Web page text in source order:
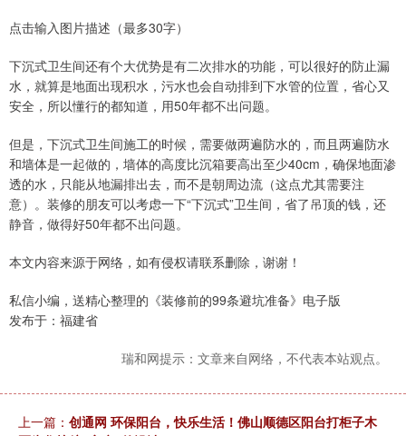
点击输入图片描述（最多30字）
下沉式卫生间还有个大优势是有二次排水的功能，可以很好的防止漏
水，就算是地面出现积水，污水也会自动排到下水管的位置，省心又
安全，所以懂行的都知道，用50年都不出问题。
但是，下沉式卫生间施工的时候，需要做两遍防水的，而且两遍防水
和墙体是一起做的，墙体的高度比沉箱要高出至少40cm，确保地面渗
透的水，只能从地漏排出去，而不是朝周边流（这点尤其需要注
意）。装修的朋友可以考虑一下“下沉式”卫生间，省了吊顶的钱，还
静音，做得好50年都不出问题。
本文内容来源于网络，如有侵权请联系删除，谢谢！
私信小编，送精心整理的《装修前的99条避坑准备》电子版
发布于：福建省
瑞和网提示：文章来自网络，不代表本站观点。
上一篇： 创通网 环保阳台，快乐生活！佛山顺德区阳台打柜子木